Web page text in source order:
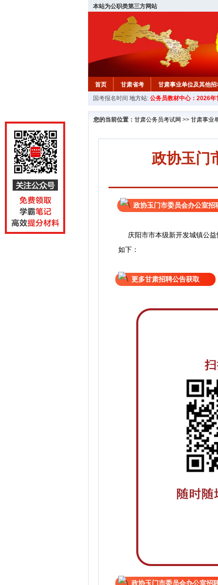
本站为公职类第三方网站
首页 甘肃省考 甘肃事业单位及其他招
国考报名时间 地方站: 公务员教材中心：2026年
您的当前位置： 甘肃公务员考试网 >> 甘肃事业
政协玉门
政协玉门市委员会办公室
庆阳市市本级新开发城镇公益
如下：
更多甘肃招聘公告获取
政协玉门市委员会办公室招